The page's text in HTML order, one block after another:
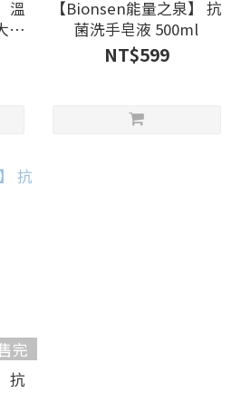
溫
)
【Bionsen能量之泉】 抗
菌洗手皂液 500ml
NT$599
完
抗